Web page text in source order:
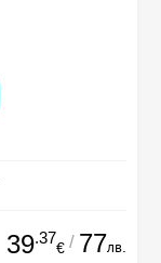
39.37
€ / 77лв.